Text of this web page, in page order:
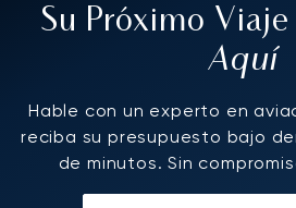
Su Próximo Viaje
Aquí
Hable con un experto en
reciba su presupuesto bajo
de minutos. Sin